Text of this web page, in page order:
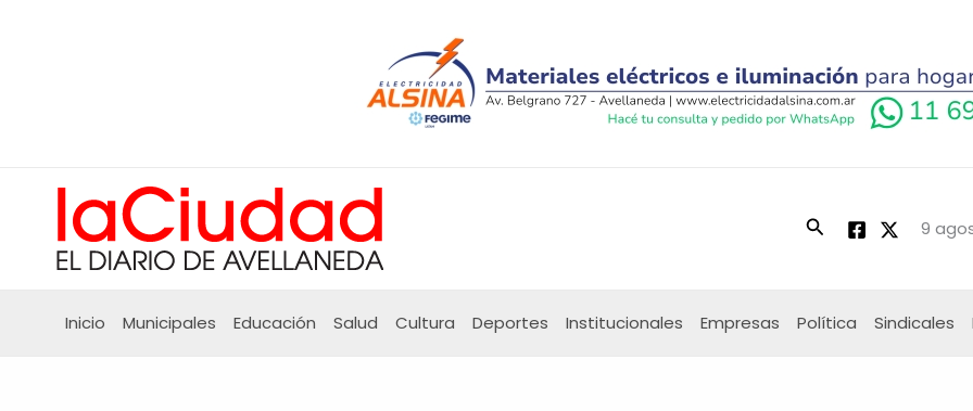
Buscar 9
Inicio Municipales Educación Salud Cultura Deportes Institucionales Empresas Política Sindicales